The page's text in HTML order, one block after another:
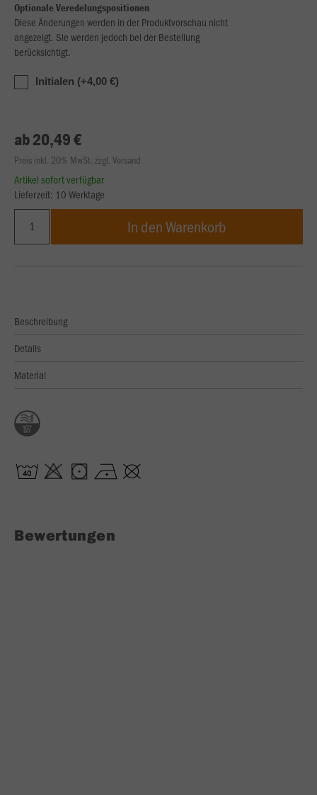
Optionale Veredelungspositionen
Diese Änderungen werden in der Produktvorschau nicht
angezeigt. Sie werden jedoch bei der Bestellung
berücksichtigt.
Initialen (+4,00 €)
ab 20,49 €
Preis inkl. 20% MwSt. zzgl. Versand
Artikel sofort verfügbar
Lieferzeit: 10 Werktage
In den Warenkorb
Beschreibung
Details
Material
Bewertungen